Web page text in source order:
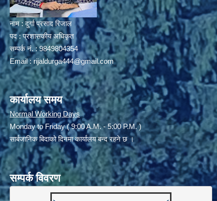
नाम : दुर्गा प्रसाद रिजाल
पद : प्रशासकीय अधिकृत
सम्पर्क नं. : 9849804354
Email : rijaldurga444@gmail.com
कार्यालय समय
Normal Working Days
Monday to Friday ( 9:00 A.M. - 5:00 P.M. )
सार्बजानिक बिदाको दिनमा कार्यालय बन्द रहने छ ।
सम्पर्क विवरण